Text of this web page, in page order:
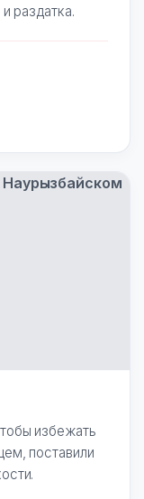
раздатка.
избежать
поставили